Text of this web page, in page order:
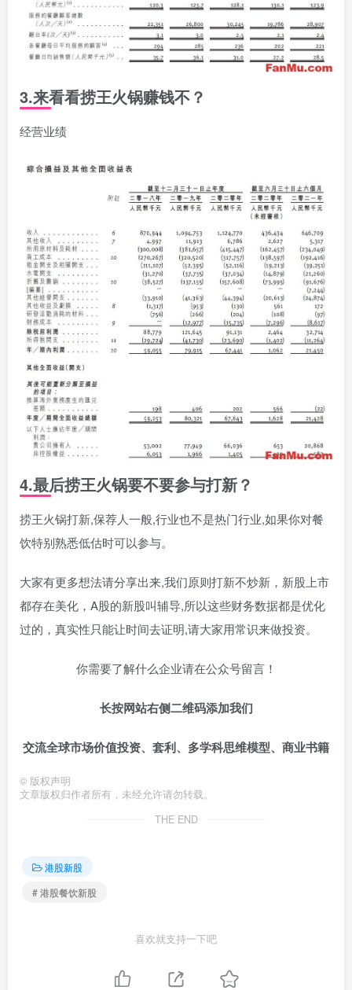
3.来看看捞王火锅赚钱不？
经营业绩
4.最后捞王火锅要不要参与打新？
捞王火锅打新,保荐人一般,行业也不是热门行业,如果你对餐
饮特别熟悉低估时可以参与。
大家有更多想法请分享出来,我们原则打新不炒新，新股上市
都存在美化，A股的新股叫辅导,所以这些财务数据都是优化
过的，真实性只能让时间去证明,请大家用常识来做投资。
你需要了解什么企业请在公众号留言！
长按网站右侧二维码添加我们
交流全球市场价值投资、套利、多学科思维模型、商业书籍
© 版权声明
文章版权归作者所有，未经允许请勿转载。
THE END
港股新股
# 港股餐饮新股
喜欢就支持一下吧